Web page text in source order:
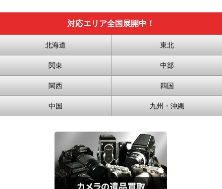
対応エリア全国展開中！
北海道 東北
関東 中部
関西 四国
中国 九州・沖縄